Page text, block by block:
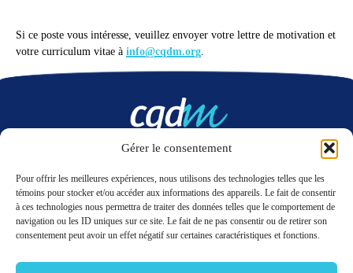
Gérer le consentement
Pour offrir les meilleures expériences, nous utilisons des technologies telles que les
témoins pour stocker et/ou accéder aux informations des appareils. Le fait de consentir
à ces technologies nous permettra de traiter des données telles que le comportement de
navigation ou les ID uniques sur ce site. Le fait de ne pas consentir ou de retirer son
consentement peut avoir un effet négatif sur certaines caractéristiques et fonctions.
Si ce poste vous intéresse, veuillez envoyer votre lettre de motivation et
votre curriculum vitae à info@cqdm.org.
LinkedIn Twitter